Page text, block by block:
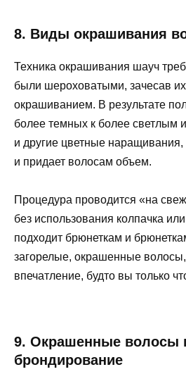
8. Виды окрашивания
Техника окрашивания шауч
были шероховатыми, зачесав
окрашиванием. В результате
более темных к более светлым
и другие цветные
и придает волосам объем.
Процедура проводится «на
без использования колпачка
подходит брюнеткам и
загорелые, окрашенные
впечатление, будто вы только
9. Окрашенные волосы
брондирование